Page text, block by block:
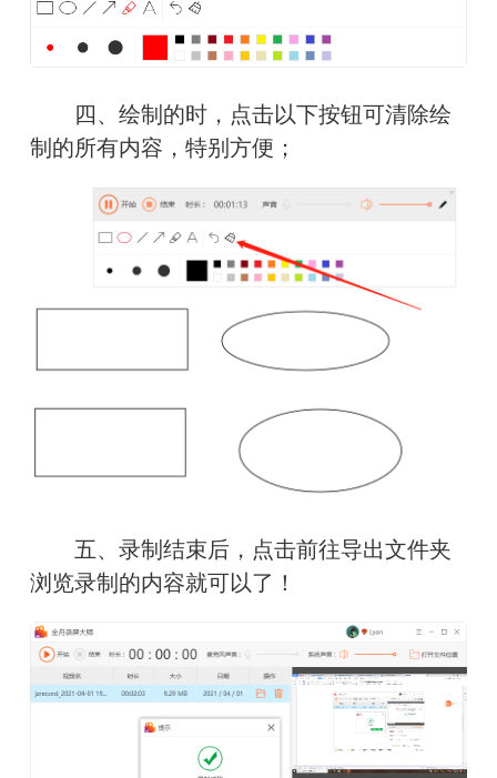
四、绘制的时，点击以下按钮可清除绘
制的所有内容，特别方便；
五、录制结束后，点击前往导出文件夹
浏览录制的内容就可以了！